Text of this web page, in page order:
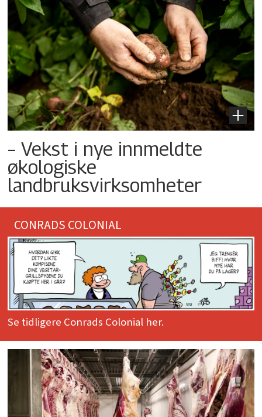
– Vekst i nye innmeldte
økologiske
landbruksvirksomheter
CONRADS COLONIAL
Se tidligere Conrads Colonial her.